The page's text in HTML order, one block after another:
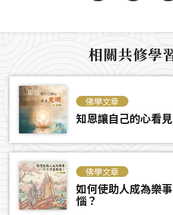
相關共修學
佛學文章
知恩讓自己的心看
佛學文章
如何使助人成為樂
惱？